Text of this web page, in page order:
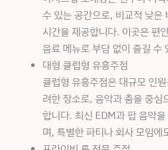
수 있는 공간으로, 비교적 낮은
시간을 제공합니다. 이곳은 편
음료 메뉴로 부담 없이 즐길 수
대형 클럽형 유흥주점
클럽형 유흥주점은 대규모 인
려한 장소로, 음악과 춤을 중심
합니다. 최신 EDM과 팝 음악
며, 특별한 파티나 회사 모임에